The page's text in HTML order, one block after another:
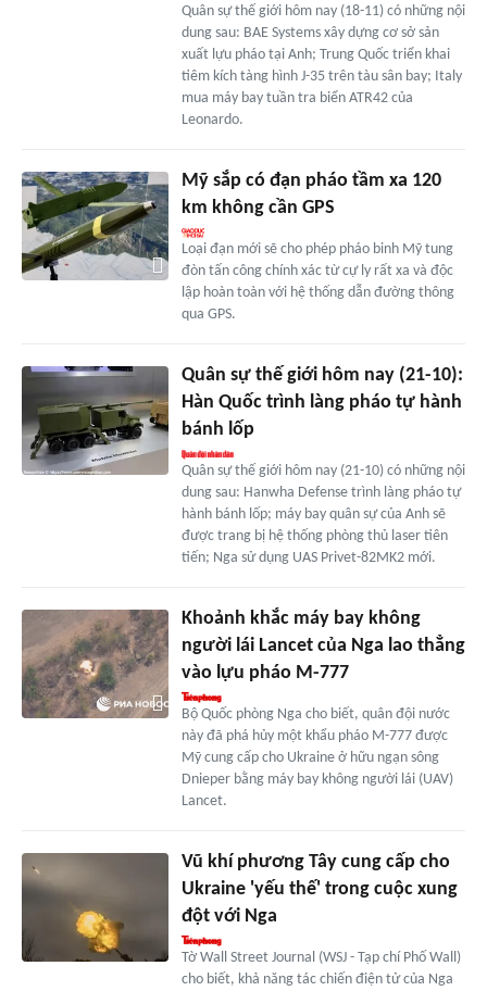
Quân sự thế giới hôm nay (18-11) có những nội
dung sau: BAE Systems xây dựng cơ sở sản
xuất lựu pháo tại Anh; Trung Quốc triển khai
tiêm kích tàng hình J-35 trên tàu sân bay; Italy
mua máy bay tuần tra biển ATR42 của
Leonardo.
Mỹ sắp có đạn pháo tầm xa 120
km không cần GPS
Loại đạn mới sẽ cho phép pháo binh Mỹ tung
đòn tấn công chính xác từ cự ly rất xa và độc
lập hoàn toàn với hệ thống dẫn đường thông
qua GPS.
Quân sự thế giới hôm nay (21-10):
Hàn Quốc trình làng pháo tự hành
bánh lốp
Quân sự thế giới hôm nay (21-10) có những nội
dung sau: Hanwha Defense trình làng pháo tự
hành bánh lốp; máy bay quân sự của Anh sẽ
được trang bị hệ thống phòng thủ laser tiên
tiến; Nga sử dụng UAS Privet-82MK2 mới.
Khoảnh khắc máy bay không
người lái Lancet của Nga lao thẳng
vào lựu pháo M-777
Bộ Quốc phòng Nga cho biết, quân đội nước
này đã phá hủy một khẩu pháo M-777 được
Mỹ cung cấp cho Ukraine ở hữu ngạn sông
Dnieper bằng máy bay không người lái (UAV)
Lancet.
Vũ khí phương Tây cung cấp cho
Ukraine 'yếu thế' trong cuộc xung
đột với Nga
Tờ Wall Street Journal (WSJ - Tạp chí Phố Wall)
cho biết, khả năng tác chiến điện tử của Nga